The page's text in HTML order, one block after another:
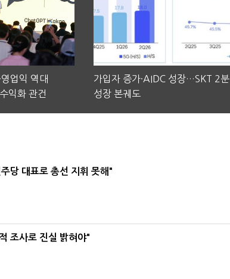
업익 역대
익화 관건
가입자 증가·AIDC 성장…SKT 2
성장 본궤도
당 대표로 총선 지휘 못해"
조사로 진실 밝혀야"